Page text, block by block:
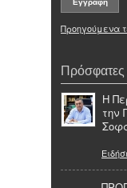
Προηγούμενα
Πρόσφατες
Η
την